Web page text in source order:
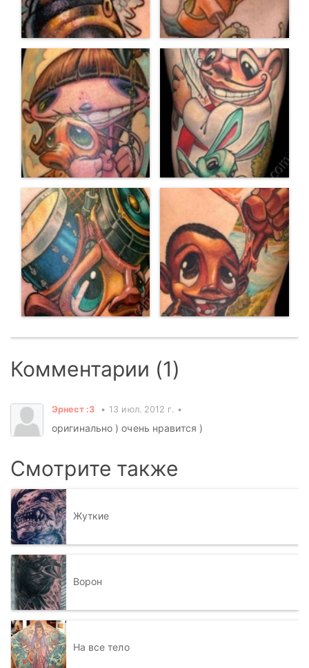
Комментарии (1)
Эрнест :3 13 июл. 2012 г.
оригинально ) очень нравится )
Смотрите также
Жуткие
Ворон
На все тело